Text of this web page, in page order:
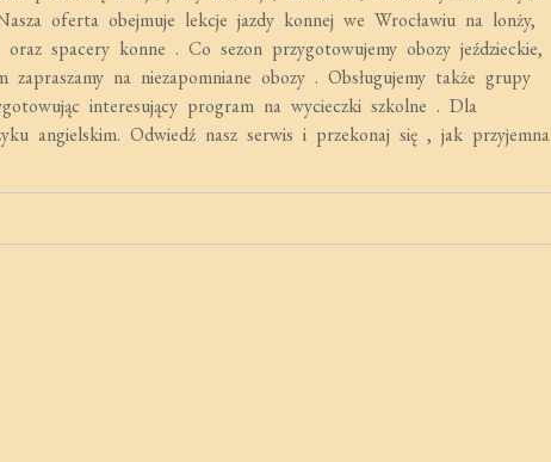
oferta obejmuje lekcje jazdy konnej we Wrocławiu na lonży,
spacery konne . Co sezon przygotowujemy obozy jeździeckie,
zapraszamy na niezapomniane obozy . Obsługujemy także grupy
interesujący program na wycieczki szkolne . Dla
angielskim. Odwiedź nasz serwis i przekonaj się , jak przyjemna